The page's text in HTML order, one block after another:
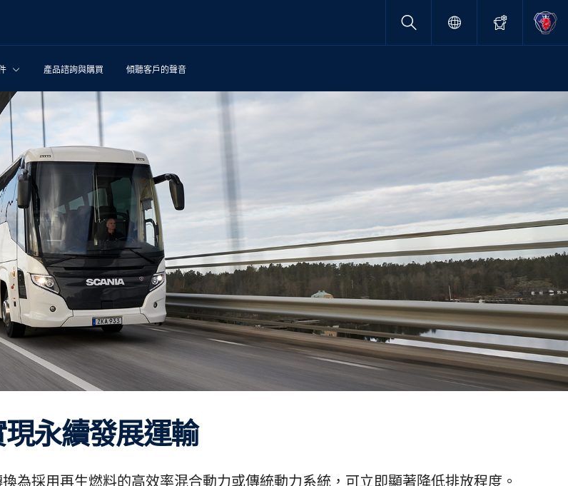
產品諮詢與購買 傾聽客戶的聲音
實現永續發展運輸
為採用再生燃料的高效率混合動力或傳統動力系統，可立即顯著降低排放程度。